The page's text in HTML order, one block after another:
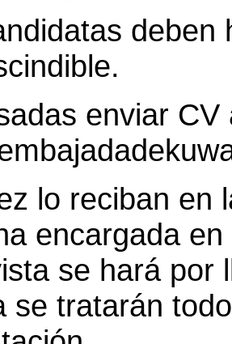
deben
enviar CV
lo reciban en
encargada
se hará por
se tratarán